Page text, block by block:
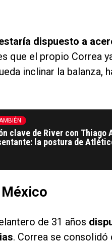
dispuesto a
que el propio Correa
inclinar la balanza,
clave de River con Thiago
la postura de
de 31 años
. Correa se consolidó